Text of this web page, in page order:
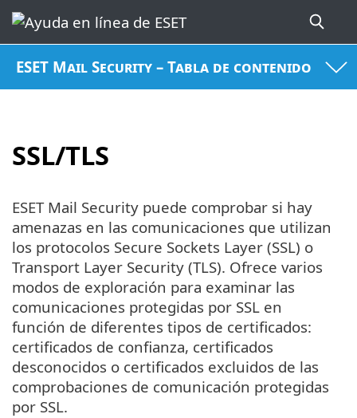
ESET Mail Security – Tabla de contenido
SSL/TLS
ESET Mail Security puede comprobar si hay
amenazas en las comunicaciones que utilizan
los protocolos Secure Sockets Layer (SSL) o
Transport Layer Security (TLS). Ofrece varios
modos de exploración para examinar las
comunicaciones protegidas por SSL en
función de diferentes tipos de certificados:
certificados de confianza, certificados
desconocidos o certificados excluidos de las
comprobaciones de comunicación protegidas
por SSL.